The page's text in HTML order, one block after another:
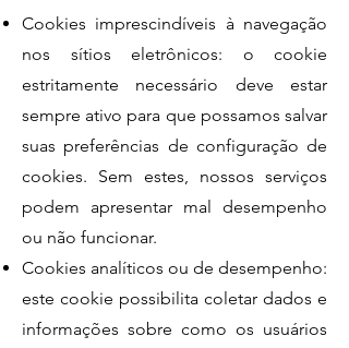
Cookies imprescindíveis à navegação
nos sítios eletrônicos: o cookie
estritamente necessário deve estar
sempre ativo para que possamos salvar
suas preferências de configuração de
cookies. Sem estes, nossos serviços
podem apresentar mal desempenho
ou não funcionar.
Cookies analíticos ou de desempenho:
este cookie possibilita coletar dados e
informações sobre como os usuários